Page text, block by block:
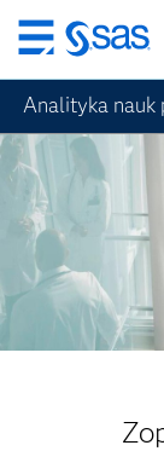
Wróć
do
strony
głównej
Analityka nauk